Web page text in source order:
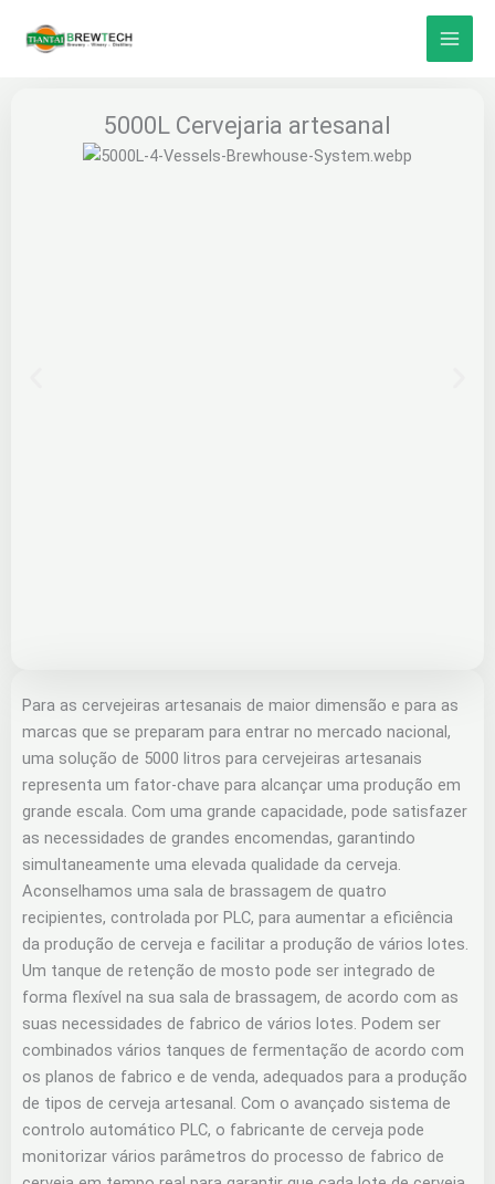
para
5000L Cervejaria artesanal
Para as cervejeiras artesanais de maior dimensão e para as
marcas que se preparam para entrar no mercado nacional,
uma solução de 5000 litros para cervejeiras artesanais
representa um fator-chave para alcançar uma produção em
grande escala. Com uma grande capacidade, pode satisfazer
as necessidades de grandes encomendas, garantindo
simultaneamente uma elevada qualidade da cerveja.
Aconselhamos uma sala de brassagem de quatro
recipientes, controlada por PLC, para aumentar a eficiência
da produção de cerveja e facilitar a produção de vários lotes.
Um tanque de retenção de mosto pode ser integrado de
forma flexível na sua sala de brassagem, de acordo com as
suas necessidades de fabrico de vários lotes. Podem ser
combinados vários tanques de fermentação de acordo com
os planos de fabrico e de venda, adequados para a produção
de tipos de cerveja artesanal. Com o avançado sistema de
controlo automático PLC, o fabricante de cerveja pode
monitorizar vários parâmetros do processo de fabrico de